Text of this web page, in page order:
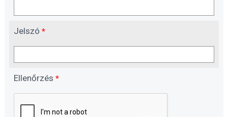
Jelszó *
Ellenőrzés *